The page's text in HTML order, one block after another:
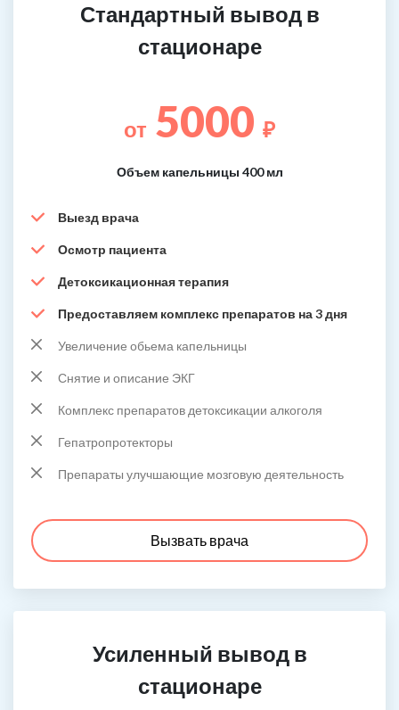
Стандартный вывод в
стационаре
от 5000 ₽
Объем капельницы 400 мл
Выезд врача
Осмотр пациента
Детоксикационная терапия
Предоставляем комплекс препаратов на 3 дня
Увеличение обьема капельницы
Снятие и описание ЭКГ
Комплекс препаратов детоксикации алкоголя
Гепатропротекторы
Препараты улучшающие мозговую деятельность
Вызвать врача
Усиленный вывод в
стационаре